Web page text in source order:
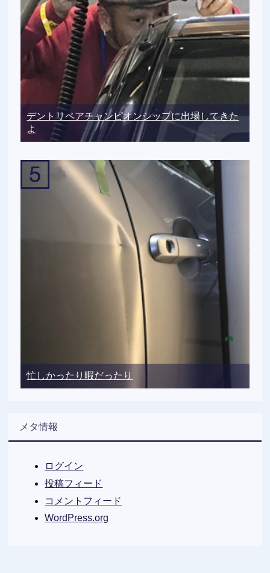
デントリペアチャンピオンシップに出場してきた
よ
忙しかったり暇だったり
メタ情報
ログイン
投稿フィード
コメントフィード
WordPress.org